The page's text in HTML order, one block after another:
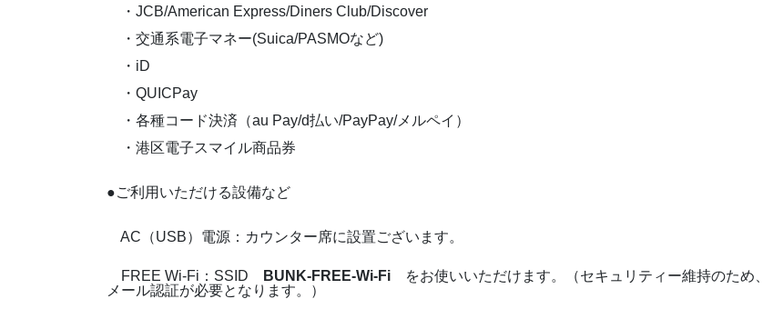
・JCB/American Express/Diners Club/Discover
・交通系電子マネー(Suica/PASMOなど)
・iD
・QUICPay
・各種コード決済（au Pay/d払い/PayPay/メルペイ）
・港区電子スマイル商品券
●ご利用いただける設備など
AC（USB）電源：カウンター席に設置ございます。
FREE Wi-Fi：SSID BUNK-FREE-Wi-Fi をお使いいただけます。（セキュリティー維持のため、
メール認証が必要となります。）